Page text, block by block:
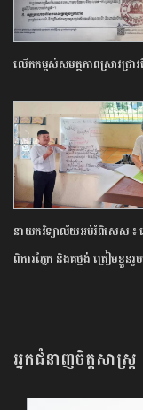
លើកកម្ពស់​សមត្ថភាព​ស្រាវជ្រ
នាយក​វិទ្យាល័យ​អប់រំ​ពិសេស​ ​៖ ​ប
ពិការ​ភ្នែក​ និង​គថ្លង់​ ត្រៀមខ្លួន​រួ
អ្នកជំនាញចិត្តសាស្រ្ត